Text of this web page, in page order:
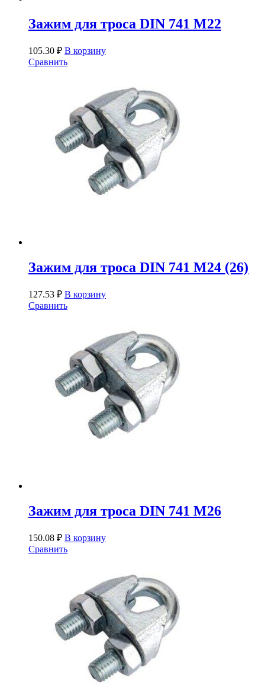
Зажим для троса DIN 741 М22
105.30 ₽ В корзину
Сравнить
Зажим для троса DIN 741 М24 (26)
127.53 ₽ В корзину
Сравнить
Зажим для троса DIN 741 М26
150.08 ₽ В корзину
Сравнить